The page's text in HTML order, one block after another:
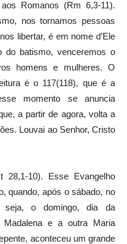
Romanos (Rm 6,3-11).
nos tornamos pessoas
libertar, é em nome d’Ele
do batismo, venceremos o
homens e mulheres. O
é o 117(118), que é a
momento se anuncia
a partir de agora, volta a
Louvai ao Senhor, Cristo
10). Esse Evangelho
quando, após o sábado, no
seja, o domingo, dia da
Madalena e a outra Maria
aconteceu um grande